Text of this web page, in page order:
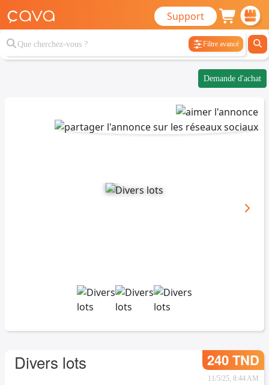
Support
Filtre avancé
Demande d'achat
Divers lots 240 TND
11/5/25, 8:44 AM